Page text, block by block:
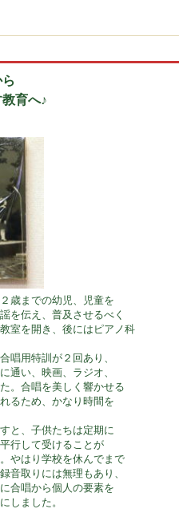
育へ♪
歳までの幼児、児童を
を伝え、普及させるべく
室を開き、後にはピアノ科
唱用特訓が２回あり、
通い、映画、ラジオ、
。合唱を美しく響かせる
るため、かなり時間を
と、子供たちは定期に
行して受けることが
やはり学校を休んでまで
音取りには無理もあり、
合唱から個人の要素を
しました。